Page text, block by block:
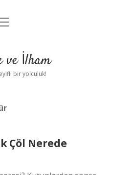
Uyarı
ve İlham
bir yolculuk!
Çöl Nerede